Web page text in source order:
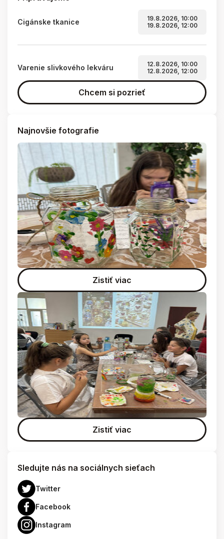
Cigánske tkanice
19.8.2026, 10:00
19.8.2026, 12:00
Varenie slivkového lekváru
12.8.2026, 10:00
12.8.2026, 12:00
Chcem si pozrieť
Najnovšie fotografie
Zistiť viac
Zistiť viac
Sledujte nás na sociálnych sieťach
Twitter
Facebook
Instagram